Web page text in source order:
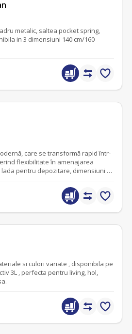
metalic, saltea pocket spring,
in 3 dimensiuni 140 cm/160
care se transformă rapid într-
flexibilitate în amenajarea
depozitare, dimensiuni L
culori variate , disponibila pe
3L , perfecta pentru living, hol,